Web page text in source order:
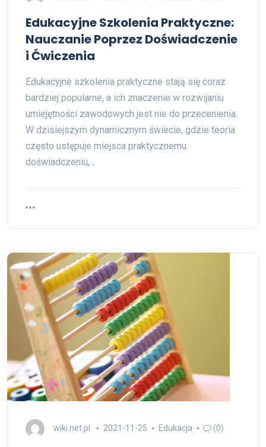
Edukacyjne Szkolenia Praktyczne:
Nauczanie Poprzez Doświadczenie
i Ćwiczenia
Edukacyjne szkolenia praktyczne stają się coraz
bardziej popularne, a ich znaczenie w rozwijaniu
umiejętności zawodowych jest nie do przecenienia.
W dzisiejszym dynamicznym świecie, gdzie teoria
często ustępuje miejsca praktycznemu
doświadczeniu,…
wiki.net.pl 2021-11-25 Edukacja (0)